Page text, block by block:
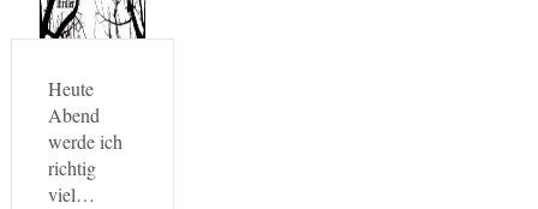
Heute
Abend
werde ich
richtig
viel…